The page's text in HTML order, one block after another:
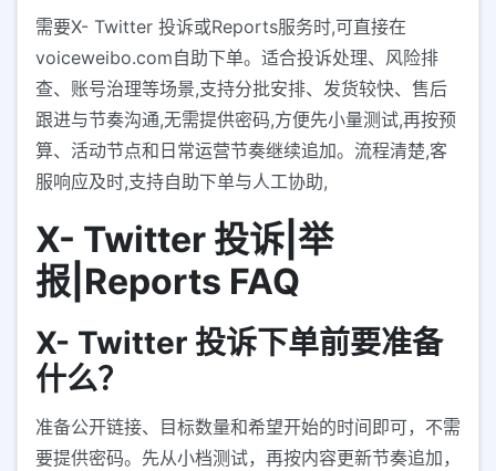
需要X- Twitter 投诉或Reports服务时,可直接在
voiceweibo.com自助下单。适合投诉处理、风险排
查、账号治理等场景,支持分批安排、发货较快、售后
跟进与节奏沟通,无需提供密码,方便先小量测试,再按预
算、活动节点和日常运营节奏继续追加。流程清楚,客
服响应及时,支持自助下单与人工协助,
X- Twitter 投诉|举
报|Reports FAQ
X- Twitter 投诉下单前要准备
什么？
准备公开链接、目标数量和希望开始的时间即可，不需
要提供密码。先从小档测试，再按内容更新节奏追加，